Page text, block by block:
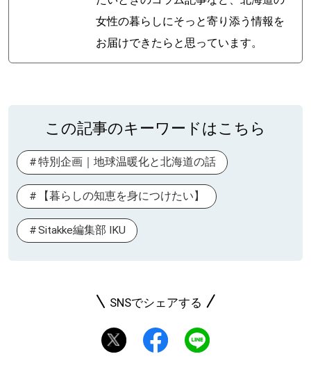
女性の暮らしにそっと寄り添う情報を
お届けできたらと思っています。
この記事のキーワードはこちら
特別企画｜地球温暖化と北海道の話
【暮らしの知恵を身につけたい】
Sitakke編集部 IKU
SNSでシェアする